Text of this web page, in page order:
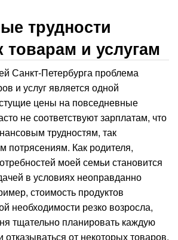
трудности
товарам и услугам
Санкт-Петербурга проблема
и услуг является одной
цены на повседневные
не соответствуют зарплатам, что
трудностям, так
потрясениям. Как родителя,
моей семьи становится
в условиях неоправданно
стоимость продуктов
необходимости резко возросла,
тщательно планировать каждую
отказываться от некоторых товаров,